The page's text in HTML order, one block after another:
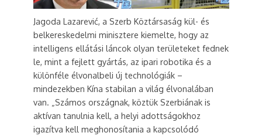
Jagoda Lazarević, a Szerb Köztársaság kül- és
belkereskedelmi minisztere kiemelte, hogy az
intelligens ellátási láncok olyan területeket fednek
le, mint a fejlett gyártás, az ipari robotika és a
különféle élvonalbeli új technológiák –
mindezekben Kína stabilan a világ élvonalában
van. „Számos országnak, köztük Szerbiának is
aktívan tanulnia kell, a helyi adottságokhoz
igazítva kell meghonosítania a kapcsolódó